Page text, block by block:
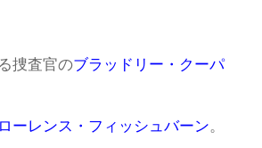
捜査官のブラッドリー・クーパ
ローレンス・フィッシュバーン。